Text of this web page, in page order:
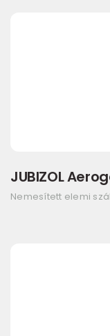
JUBIZOL
Nemesített elemi